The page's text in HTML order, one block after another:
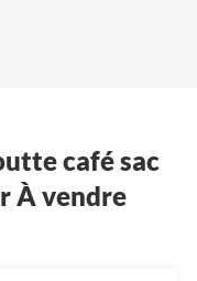
café sac
À vendre